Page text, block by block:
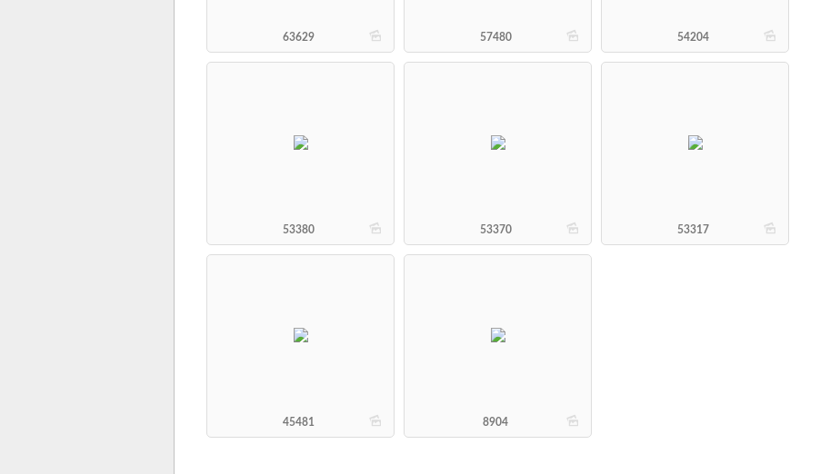
b
63629 b
57480 b
54204
b
53380 b
53370 b
53317
b
45481 b
8904